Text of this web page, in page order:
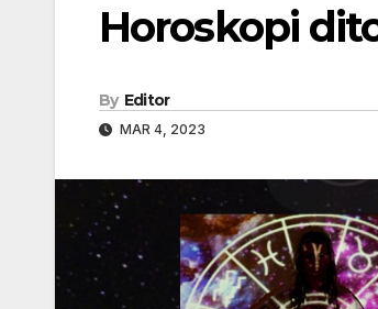
Horoskopi
By Editor
MAR 4, 2023